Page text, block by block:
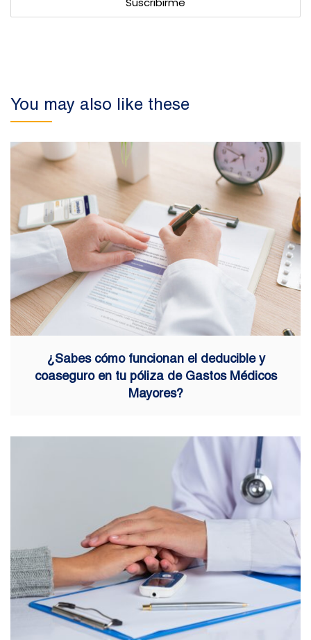
You may also like these
¿Sabes cómo funcionan el deducible y
coaseguro en tu póliza de Gastos Médicos
Mayores?